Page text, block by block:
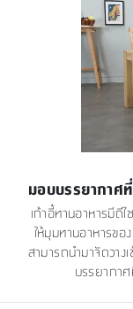
มอบบรรยากาศ
เก้าอี้ทานอาหารมีดี
ให้มุมทานอาหารข
สามารถนำมาจัดวาง
บรรยากา